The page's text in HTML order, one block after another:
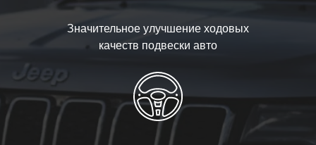
Значительное улучшение ходовых
качеств подвески авто